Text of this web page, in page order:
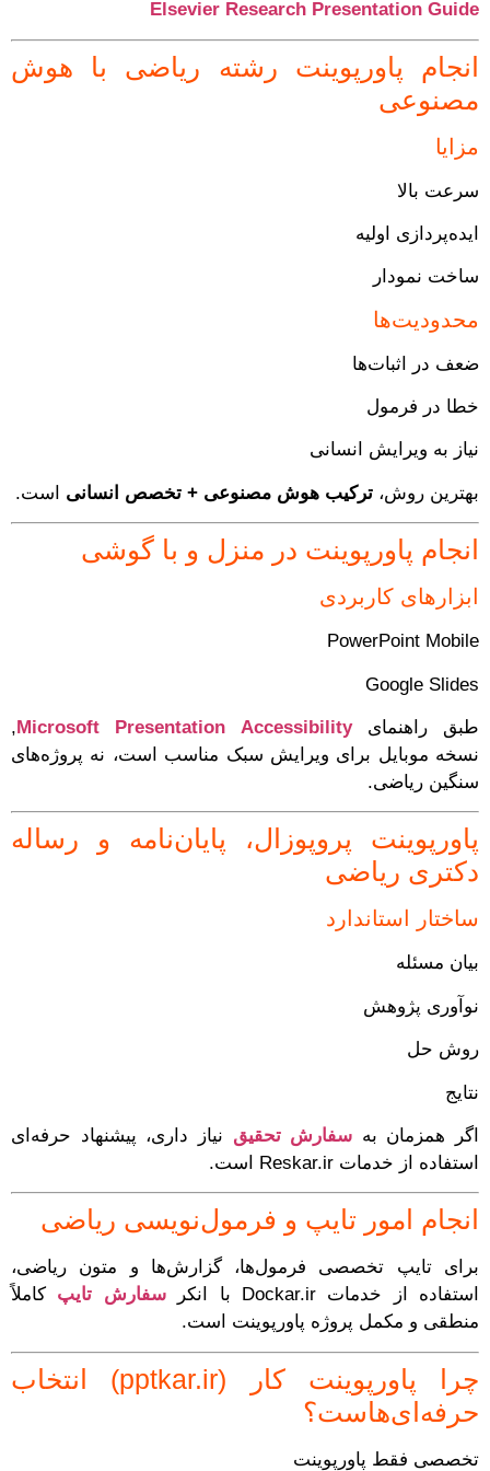
Elsevier Research Presentation Guide
انجام پاورپوینت رشته ریاضی با هوش
مصنوعی
مزایا
سرعت بالا
ایده‌پردازی اولیه
ساخت نمودار
محدودیت‌ها
ضعف در اثبات‌ها
خطا در فرمول
نیاز به ویرایش انسانی
بهترین روش، ترکیب هوش مصنوعی + تخصص انسانی است.
انجام پاورپوینت در منزل و با گوشی
ابزارهای کاربردی
PowerPoint Mobile
Google Slides
طبق راهنمایMicrosoft Presentation Accessibility
,
نسخه موبایل برای ویرایش سبک مناسب است، نه پروژه‌های
سنگین ریاضی.
پاورپوینت پروپوزال، پایان‌نامه و رساله
دکتری ریاضی
ساختار استاندارد
بیان مسئله
نوآوری پژوهش
روش حل
نتایج
اگر همزمان به سفارش تحقیق نیاز داری، پیشنهاد حرفه‌ای
استفاده از خدمات Reskar.ir است.
انجام امور تایپ و فرمول‌نویسی ریاضی
برای تایپ تخصصی فرمول‌ها، گزارش‌ها و متون ریاضی،
استفاده از خدمات Dockar.ir با انکر
سفارش تایپ کاملاً
منطقی و مکمل پروژه پاورپوینت است.
چرا پاورپوینت کار (pptkar.ir) انتخاب
حرفه‌ای‌هاست؟
تخصصی فقط پاورپوینت